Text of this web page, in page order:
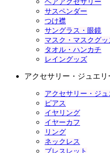
ヘアアクセサリー
サスペンダー
つけ襟
サングラス・眼鏡
マスク・マスクグッ
タオル・ハンカチ
レイングッズ
アクセサリー・ジュエリ
アクセサリー・ジ
ピアス
イヤリング
イヤーカフ
リング
ネックレス
ブレスレット